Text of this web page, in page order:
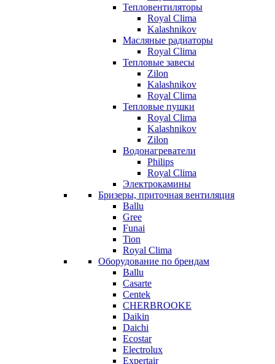
Тепловентиляторы
Royal Clima
Kalashnikov
Масляные радиаторы
Royal Clima
Тепловые завесы
Zilon
Kalashnikov
Royal Clima
Тепловые пушки
Royal Clima
Kalashnikov
Zilon
Водонагреватели
Philips
Royal Clima
Электрокамины
Бризеры, приточная вентиляция
Ballu
Gree
Funai
Tion
Royal Clima
Оборудование по брендам
Ballu
Casarte
Centek
CHERBROOKE
Daikin
Daichi
Ecostar
Electrolux
Expertair